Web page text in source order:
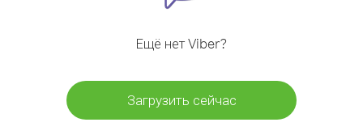
Ещё нет Viber?
Загрузить сейчас